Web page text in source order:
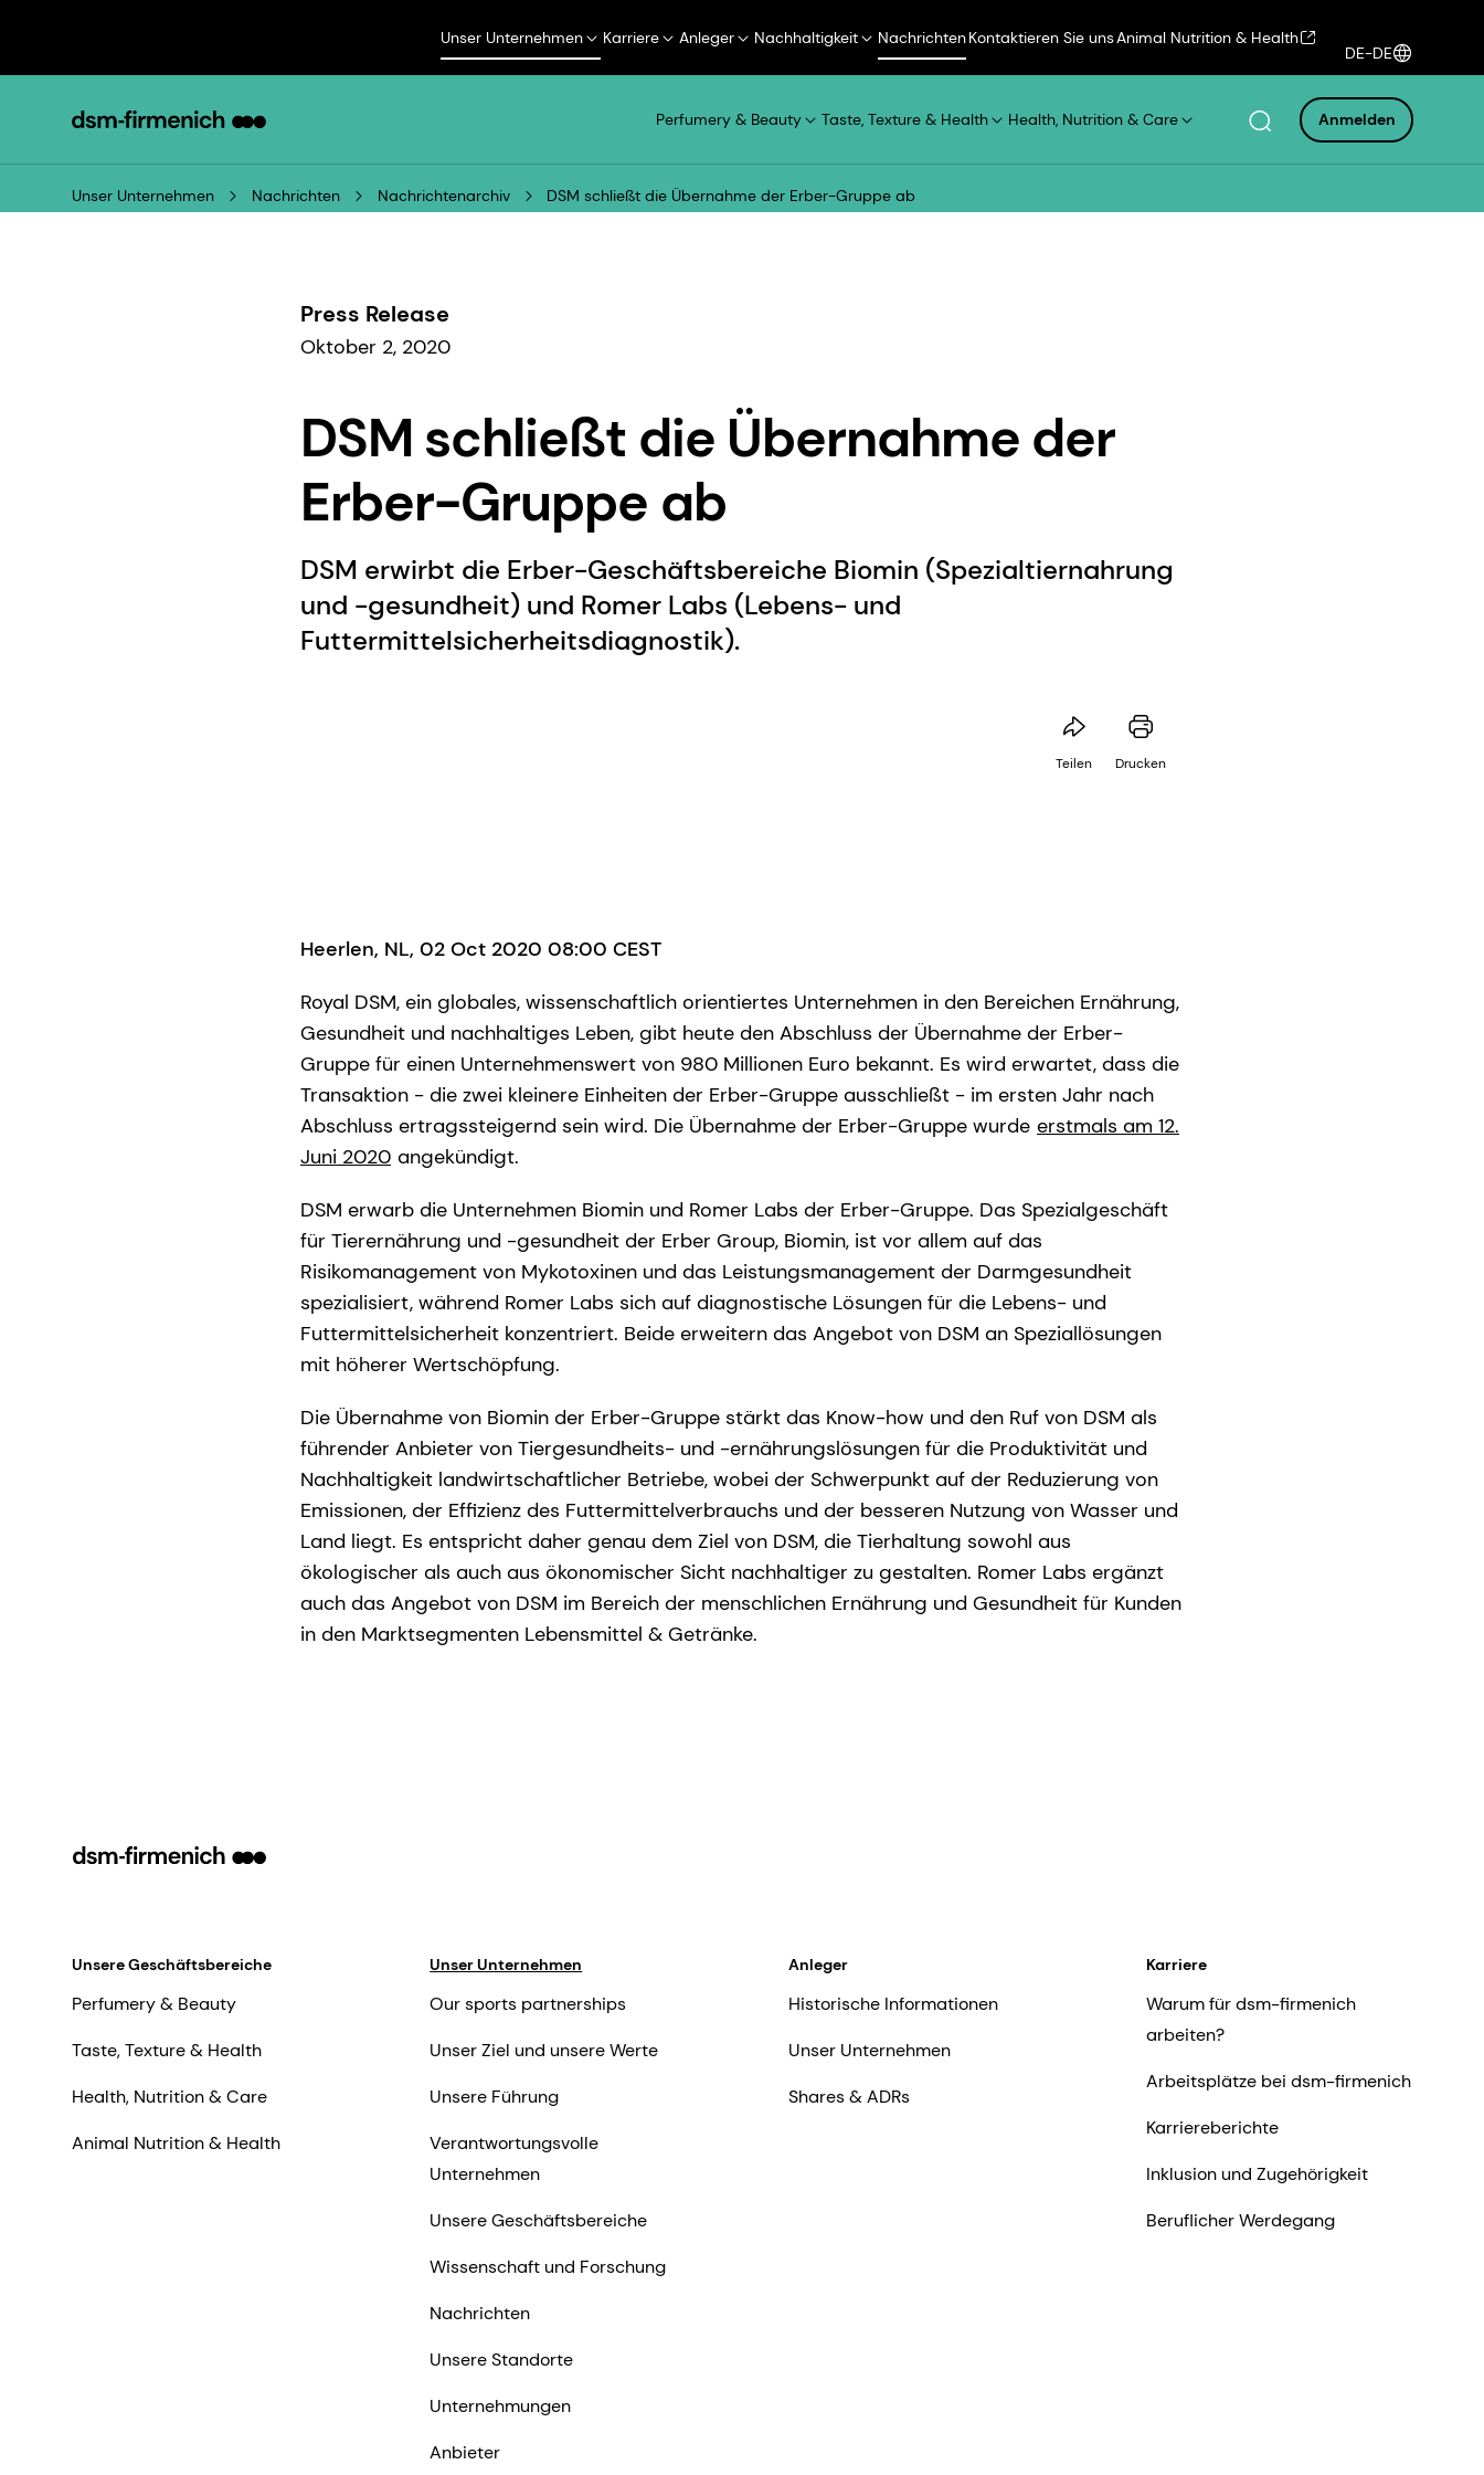
Unser Unternehmen Karriere Anleger Nachhaltigkeit NachrichtenKontaktieren Sie unsAnimal Nutrition & Health
DE-DE
Perfumery & Beauty Taste, Texture & Health Health, Nutrition & Care Anmelden
Unser Unternehmen Nachrichten Nachrichtenarchiv DSM schließt die Übernahme der Erber-Gruppe ab
Press Release
Oktober 2, 2020
DSM schließt die Übernahme der
Erber-Gruppe ab
DSM erwirbt die Erber-Geschäftsbereiche Biomin (Spezialtiernahrung
und -gesundheit) und Romer Labs (Lebens- und
Futtermittelsicherheitsdiagnostik).
Teilen Drucken
Heerlen, NL, 02 Oct 2020 08:00 CEST
Royal DSM, ein globales, wissenschaftlich orientiertes Unternehmen in den Bereichen Ernährung,
Gesundheit und nachhaltiges Leben, gibt heute den Abschluss der Übernahme der Erber-
Gruppe für einen Unternehmenswert von 980 Millionen Euro bekannt. Es wird erwartet, dass die
Transaktion - die zwei kleinere Einheiten der Erber-Gruppe ausschließt - im ersten Jahr nach
Abschluss ertragssteigernd sein wird. Die Übernahme der Erber-Gruppe wurde erstmals am 12.
Juni 2020 angekündigt.
DSM erwarb die Unternehmen Biomin und Romer Labs der Erber-Gruppe. Das Spezialgeschäft
für Tierernährung und -gesundheit der Erber Group, Biomin, ist vor allem auf das
Risikomanagement von Mykotoxinen und das Leistungsmanagement der Darmgesundheit
spezialisiert, während Romer Labs sich auf diagnostische Lösungen für die Lebens- und
Futtermittelsicherheit konzentriert. Beide erweitern das Angebot von DSM an Speziallösungen
mit höherer Wertschöpfung.
Die Übernahme von Biomin der Erber-Gruppe stärkt das Know-how und den Ruf von DSM als
führender Anbieter von Tiergesundheits- und -ernährungslösungen für die Produktivität und
Nachhaltigkeit landwirtschaftlicher Betriebe, wobei der Schwerpunkt auf der Reduzierung von
Emissionen, der Effizienz des Futtermittelverbrauchs und der besseren Nutzung von Wasser und
Land liegt. Es entspricht daher genau dem Ziel von DSM, die Tierhaltung sowohl aus
ökologischer als auch aus ökonomischer Sicht nachhaltiger zu gestalten. Romer Labs ergänzt
auch das Angebot von DSM im Bereich der menschlichen Ernährung und Gesundheit für Kunden
in den Marktsegmenten Lebensmittel & Getränke.
Unsere Geschäftsbereiche
Perfumery & Beauty
Taste, Texture & Health
Health, Nutrition & Care
Animal Nutrition & Health
Unser Unternehmen
Our sports partnerships
Unser Ziel und unsere Werte
Unsere Führung
Verantwortungsvolle
Unternehmen
Unsere Geschäftsbereiche
Wissenschaft und Forschung
Nachrichten
Unsere Standorte
Unternehmungen
Anbieter
Anleger
Historische Informationen
Unser Unternehmen
Shares & ADRs
Karriere
Warum für dsm-firmenich
arbeiten?
Arbeitsplätze bei dsm-firmenich
Karriereberichte
Inklusion und Zugehörigkeit
Beruflicher Werdegang